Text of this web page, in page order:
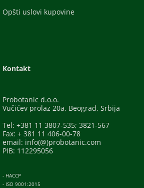
Opšti uslovi kupovine
Kontakt
Probotanic d.o.o.
Vučićev prolaz 20a, Beograd, Srbija
Tel: +381 11 3807-535; 3821-567
Fax: + 381 11 406-00-78
email: info(@)probotanic.com
PIB: 112295056
- HACCP
- ISO 9001:2015